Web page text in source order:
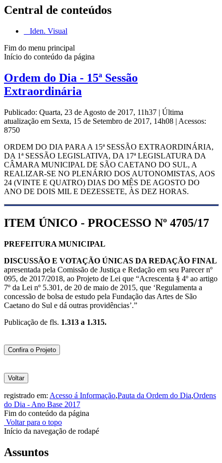
Central de conteúdos
Iden. Visual
Fim do menu principal
Início do conteúdo da página
Ordem do Dia - 15ª Sessão
Extraordinária
Publicado: Quarta, 23 de Agosto de 2017, 11h37 | Última
atualização em Sexta, 15 de Setembro de 2017, 14h08 | Acessos:
8750
ORDEM DO DIA PARA A 15ª SESSÃO EXTRAORDINÁRIA,
DA 1ª SESSÃO LEGISLATIVA, DA 17ª LEGISLATURA DA
CÂMARA MUNICIPAL DE SÃO CAETANO DO SUL, A
REALI­ZAR-SE NO PLENÁRIO DOS AUTONOMISTAS, AOS
24 (VINTE E QUATRO) DIAS DO MÊS DE AGOSTO DO
ANO DE DOIS MIL E DEZESSETE, ÀS DEZ HORAS.
ITEM ÚNICO - PROCESSO Nº 4705/17
PREFEITURA MUNICIPAL
DISCUSSÃO E VOTAÇÃO ÚNICAS DA REDAÇÃO FINAL
apresentada pela Comissão de Justiça e Redação em seu Parecer nº
095, de 2017/2018, ao Projeto de Lei que “Acrescenta § 4º ao artigo
7º da Lei nº 5.301, de 20 de maio de 2015, que ‘Regulamenta a
concessão de bolsa de estudo pela Fundação das Artes de São
Caetano do Sul e dá outras providências’.”
Publicação de fls. 1.313 a 1.315.
Confira o Projeto
Voltar
registrado em: Acesso á Informação,Pauta da Ordem do Dia,Ordens
do Dia - Ano Base 2017
Fim do conteúdo da página
Voltar para o topo
Início da navegação de rodapé
Assuntos